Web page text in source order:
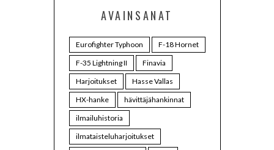
AVAINSANAT
Eurofighter Typhoon
F-18 Hornet
F-35 Lightning II
Finavia
Harjoitukset
Hasse Vallas
HX-hanke
hävittäjähankinnat
ilmailuhistoria
ilmataisteluharjoitukset